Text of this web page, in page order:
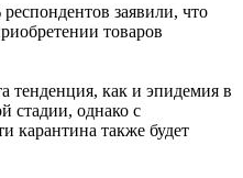
заявили, что
товаров
тенденция, как и эпидемия в
стадии, однако с
карантина также будет